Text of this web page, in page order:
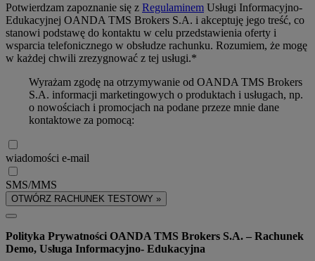
Potwierdzam zapoznanie się z Regulaminem Usługi Informacyjno-
Edukacyjnej OANDA TMS Brokers S.A. i akceptuję jego treść, co
stanowi podstawę do kontaktu w celu przedstawienia oferty i
wsparcia telefonicznego w obsłudze rachunku. Rozumiem, że mogę
w każdej chwili zrezygnować z tej usługi.*
Wyrażam zgodę na otrzymywanie od OANDA TMS Brokers
S.A. informacji marketingowych o produktach i usługach, np.
o nowościach i promocjach na podane przeze mnie dane
kontaktowe za pomocą:
wiadomości e-mail
SMS/MMS
OTWÓRZ RACHUNEK TESTOWY »
Polityka Prywatności OANDA TMS Brokers S.A. – Rachunek
Demo, Usługa Informacyjno- Edukacyjna